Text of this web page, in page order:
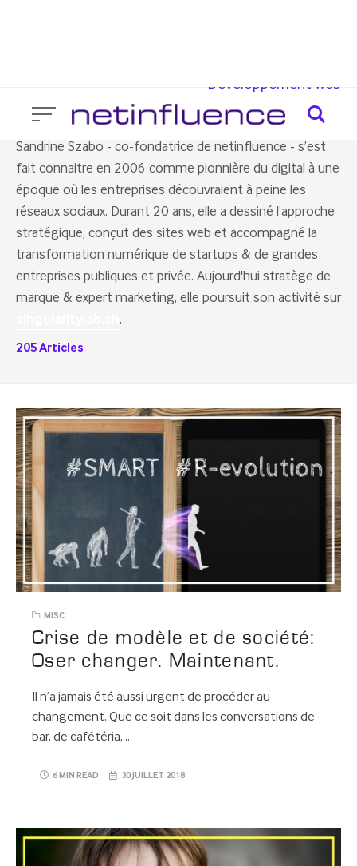
Développement web
Sandrine Szabo
Sandrine Szabo - co-fondatrice de netinfluence - s’est
fait connaitre en 2006 comme pionnière du digital à une
époque où les entreprises découvraient à peine les
réseaux sociaux. Durant 20 ans, elle a dessiné l’approche
stratégique, conçut des sites web et accompagné la
transformation numérique de startups & de grandes
entreprises publiques et privée. Aujourd'hui stratège de
marque & expert marketing, elle poursuit son activité sur
.
205Articles
MISC
Crise de modèle et de société:
Oser changer. Maintenant.
Il n’a jamais été aussi urgent de procéder au
changement. Que ce soit dans les conversations de
bar, de cafétéria,…
6 MIN READ 30 JUILLET 2018